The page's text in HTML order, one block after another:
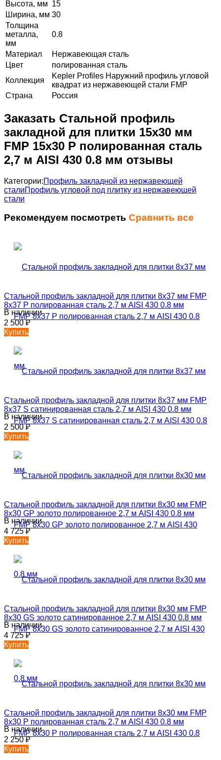
Высота, мм 15
Ширина, мм 30
Толщина
металла,
мм
0.8
Материал
Нержавеющая сталь
Цвет
полированная сталь
Коллекция
Kepler Profiles Наружний профиль угловой
квадрат из нержавеющей стали FMP
Страна
Россия
Заказать Стальной профиль
закладной для плитки 15х30 мм
FMP 15х30 P полированная сталь
2,7 м AISI 430 0.8 мм отзывы
Категории:Профиль закладной из нержавеющей
сталиПрофиль угловой под плитку из нержавеющей
стали
Рекомендуем посмотреть Сравнить все
Стальной профиль закладной для плитки 8х37 мм FMP
8х37 P полированная сталь 2,7 м AISI 430 0.8 мм
В наличии
2 500₽
Купить
Стальной профиль закладной для плитки 8х37 мм FMP
8х37 S сатинированная сталь 2,7 м AISI 430 0.8 мм
В наличии
2 500₽
Купить
Стальной профиль закладной для плитки 8х30 мм FMP
8х30 GP золото полированное 2,7 м AISI 430 0.8 мм
В наличии
4 725₽
Купить
Стальной профиль закладной для плитки 8х30 мм FMP
8х30 GS золото сатинированное 2,7 м AISI 430 0.8 мм
В наличии
4 725₽
Купить
Стальной профиль закладной для плитки 8х30 мм FMP
8х30 P полированная сталь 2,7 м AISI 430 0.8 мм
В наличии
2 250₽
Купить